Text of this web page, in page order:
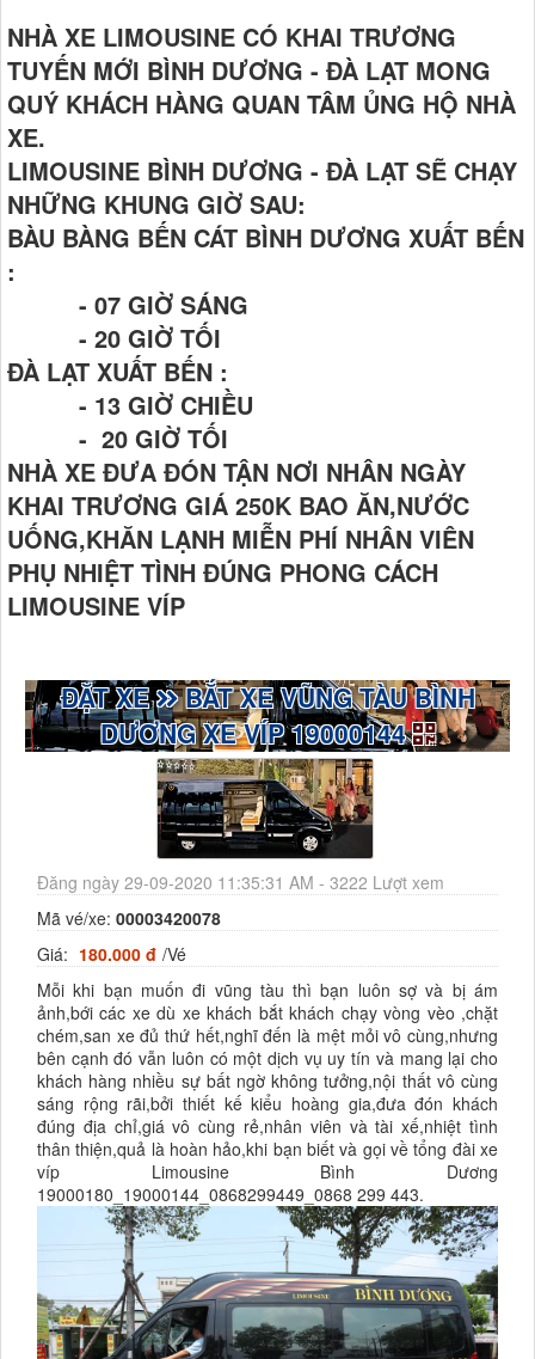
NHÀ XE LIMOUSINE CÓ KHAI TRƯƠNG
TUYẾN MỚI BÌNH DƯƠNG - ĐÀ LẠT MONG
QUÝ KHÁCH HÀNG QUAN TÂM ỦNG HỘ NHÀ
XE.
LIMOUSINE BÌNH DƯƠNG - ĐÀ LẠT SẼ CHẠY
NHỮNG KHUNG GIỜ SAU:
BÀU BÀNG BẾN CÁT BÌNH DƯƠNG XUẤT BẾN
:
- 07 GIỜ SÁNG
- 20 GIỜ TỐI
ĐÀ LẠT XUẤT BẾN :
- 13 GIỜ CHIỀU
- 20 GIỜ TỐI
NHÀ XE ĐƯA ĐÓN TẬN NƠI NHÂN NGÀY
KHAI TRƯƠNG GIÁ 250K BAO ĂN,NƯỚC
UỐNG,KHĂN LẠNH MIỄN PHÍ NHÂN VIÊN
PHỤ NHIỆT TÌNH ĐÚNG PHONG CÁCH
LIMOUSINE VÍP
ĐẶT XE BẮT XE VŨNG TÀU BÌNH
DƯƠNG XE VÍP 19000144
Đăng ngày 29-09-2020 11:35:31 AM - 3222 Lượt xem
Mã vé/xe: 00003420078
Giá: 180.000 đ /Vé
Mỗi khi bạn muốn đi vũng tàu thì bạn luôn sợ và bị ám
ảnh,bới các xe dù xe khách bắt khách chạy vòng vèo ,chặt
chém,san xe đủ thứ hết,nghĩ đến là mệt mỏi vô cùng,nhưng
bên cạnh đó vẫn luôn có một dịch vụ uy tín và mang lại cho
khách hàng nhiều sự bất ngờ không tưởng,nội thất vô cùng
sáng rộng rãi,bởi thiết kế kiểu hoàng gia,đưa đón khách
đúng địa chỉ,giá vô cùng rẻ,nhân viên và tài xế,nhiệt tình
thân thiện,quả là hoàn hảo,khi bạn biết và gọi về tổng đài xe
víp Limousine Bình Dương
19000180_19000144_0868299449_0868 299 443.